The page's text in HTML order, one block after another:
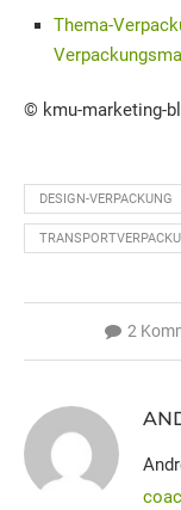
Thema-
© kmu-marketing-
DESIGN-VERPACKUNG
2